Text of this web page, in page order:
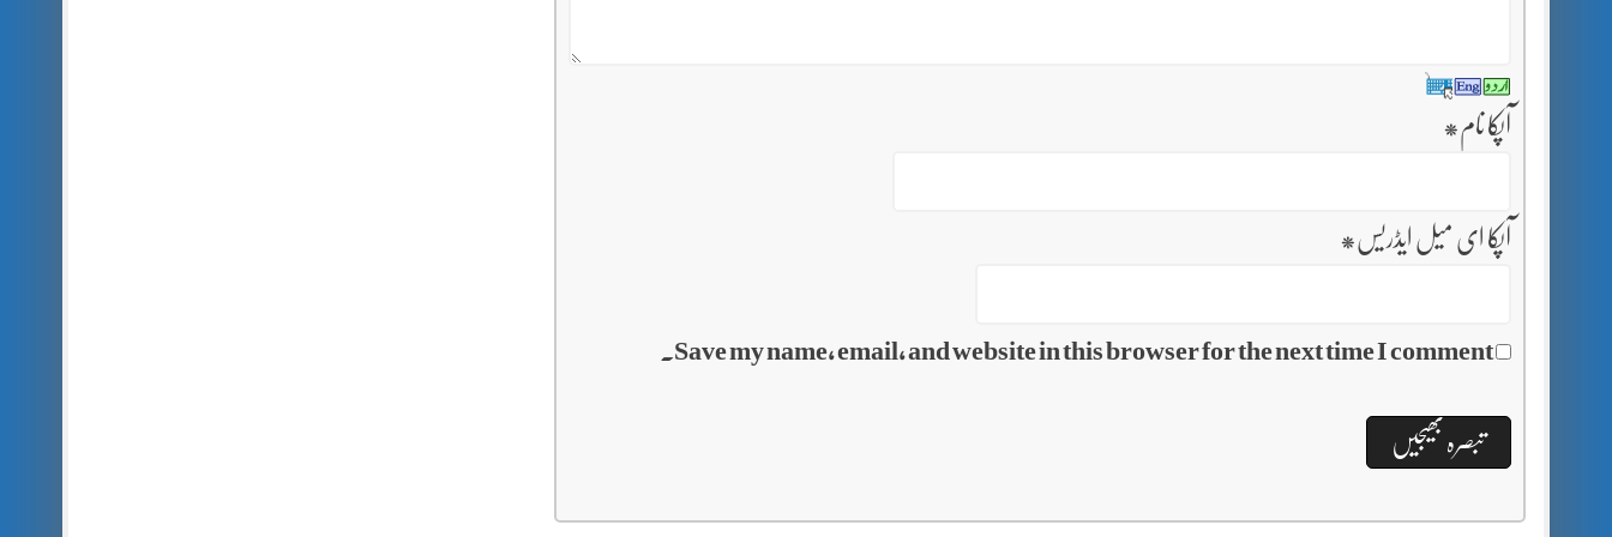
آپکا نام *
آپکا ای میل ایڈریس *
Save my name, email, and website in this browser for the next time I comment.